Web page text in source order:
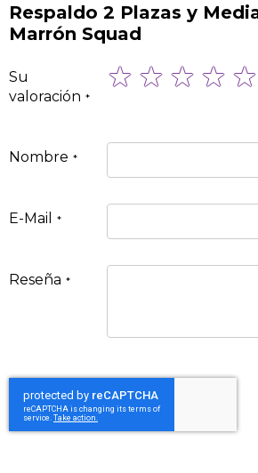
Respaldo 2 Plazas y
Marrón Squad
Su
valoración
1
star
2
stars
3
stars
4
stars
5
stars
Nombre
E-Mail
Reseña